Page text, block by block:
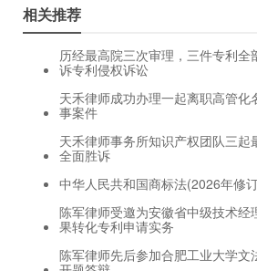
相关推荐
历经最高院三次审理，三件专利全
诉专利侵权诉讼
天禾律师成功办理一起离职高管化
事案件
天禾律师事务所知识产权团队三起
全面胜诉
中华人民共和国商标法(2026年修
陈军律师受邀为安徽省中级技术经
果转化专利申请实务
陈军律师先后参加合肥工业大学文